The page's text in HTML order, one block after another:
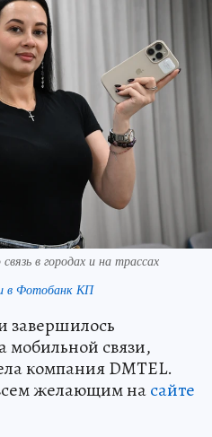
в городах и на трассах
в Фотобанк КП
завершилось
мобильной связи,
компания DMTEL.
желающим насайте